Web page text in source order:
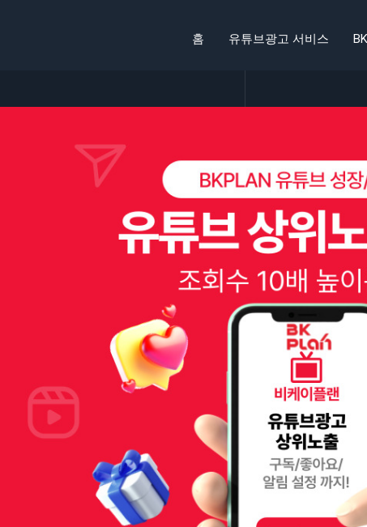
홈 유튜브광고 서비스